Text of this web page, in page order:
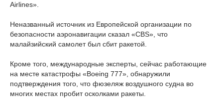
Airlines».
Неназванный источник из Европейской организации по
безопасности аэронавигации сказал «CBS», что
малайзийский самолет был сбит ракетой.
Кроме того, международные эксперты, сейчас работающие
на месте катастрофы «Boeing 777», обнаружили
подтверждения того, что фюзеляж воздушного судна во
многих местах пробит осколками ракеты.